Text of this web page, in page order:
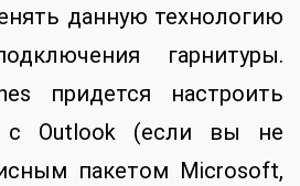
данную технологию
гарнитуры.
придется настроить
с Outlook (если вы не
пакетом Microsoft,